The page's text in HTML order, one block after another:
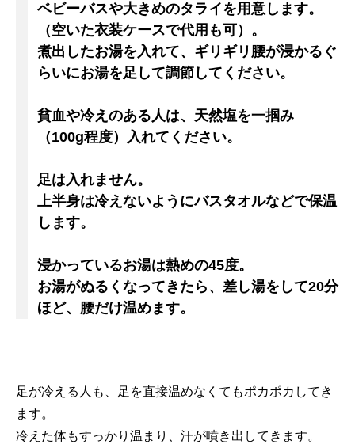
ベビーバスや大きめのタライを用意します。
（空いた衣装ケースで代用も可）。
煮出したお湯を入れて、ギリギリ腰が浸かるぐ
らいにお湯を足して調節してください。
貧血や冷えのある人は、天然塩を一掴み
（100g程度）入れてください。
足は入れません。
上半身は冷えないようにバスタオルなどで保温
します。
浸かっているお湯は熱めの45度。
お湯がぬるくなってきたら、差し湯をして20分
ほど、腰だけ温めます。
足が冷える人も、足を直接温めなくてもポカポカしてき
ます。
冷えた体もすっかり温まり、汗が噴き出してきます。